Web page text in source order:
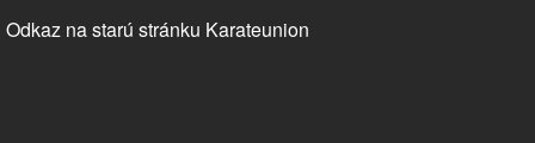
Odkaz na starú stránku Karateunion